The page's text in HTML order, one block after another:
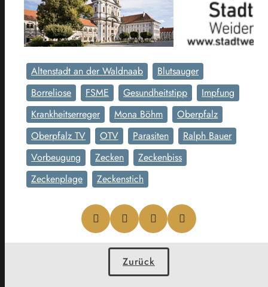
Altenstadt an der Waldnaab
Blutsauger
Borreliose
FSME Gesundheitstipp
Impfung
Krankheitserreger
Mona Böhm
Oberpfalz
Oberpfalz TV
OTV Parasiten
Ralph Bauer
Vorbeugung
Zecken
Zeckenbiss
Zeckenplage
Zeckenstich
Zurück